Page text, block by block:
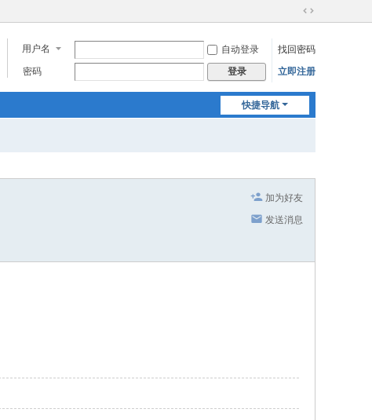
切
到
宽
用户名 自动登录
找回密码
密码
登录 立即注册
快捷导航
加为好友
发送消息